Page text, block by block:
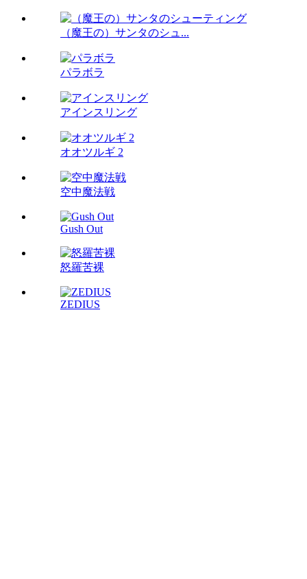
（魔王の）サンタのシュ...
パラボラ
アインスリング
オオツルギ 2
空中魔法戦
Gush Out
怒羅苦裸
ZEDIUS